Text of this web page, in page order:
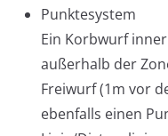
Punktesystem
Ein Korbwurf
außerhalb der
Freiwurf (1m vor
ebenfalls einen